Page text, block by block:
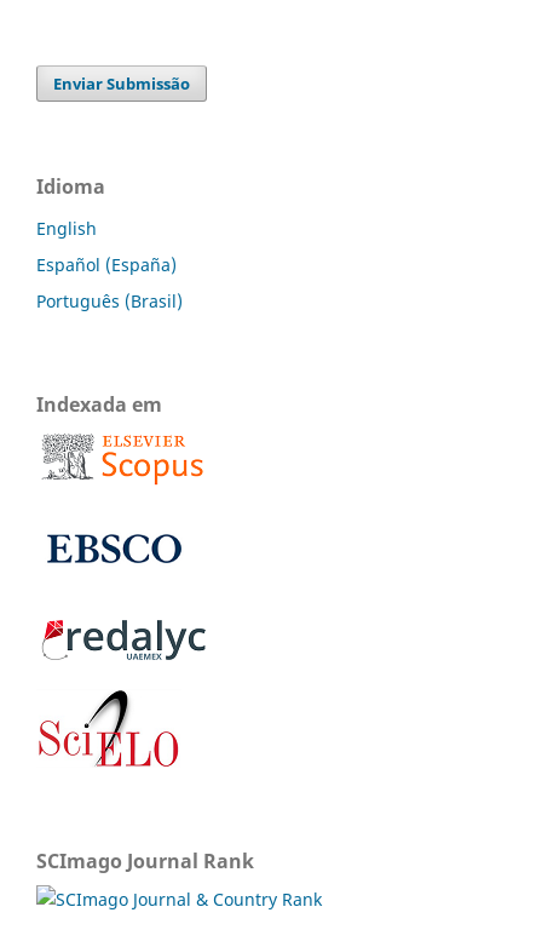
Enviar Submissão
Idioma
English
Español (España)
Português (Brasil)
Indexada em
SCImago Journal Rank